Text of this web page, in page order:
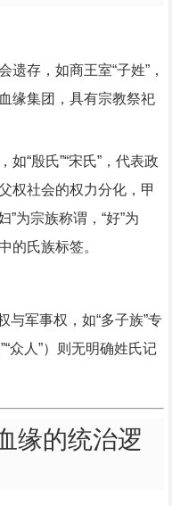
遗存，如商王室“子姓”，
缘集团，具有宗教祭祀
如“殷氏”“宋氏”，代表政
权社会的权力分化，甲
”为宗族称谓，“好”为
的氏族标签。
与军事权，如“多子族”专
众人”）则无明确姓氏记
缘的统治逻